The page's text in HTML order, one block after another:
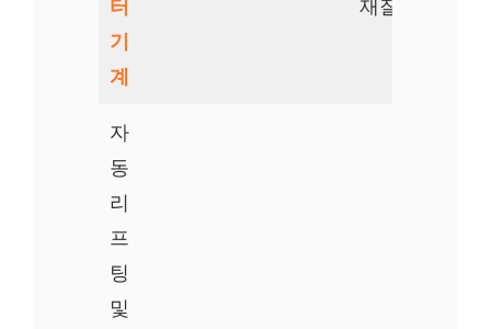
터
기
계
재질: 304SS
자
동
리
프
팅
및